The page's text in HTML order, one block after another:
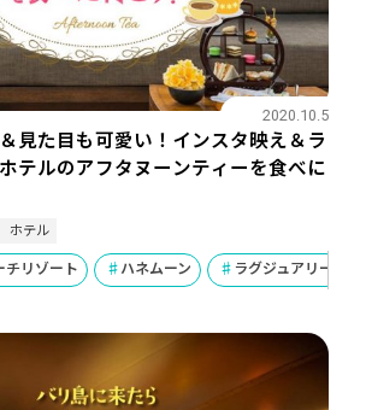
見た目も可愛い！インスタ映え＆ラ
テルのアフタヌーンティーを食べに
2020.10.5
ホテル
チリゾート ハネムーン ラグジュアリー